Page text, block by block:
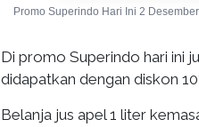
Promo Superindo Hari Ini 2
Di promo Superindo hari ini
didapatkan dengan diskon
Belanja jus apel 1 liter